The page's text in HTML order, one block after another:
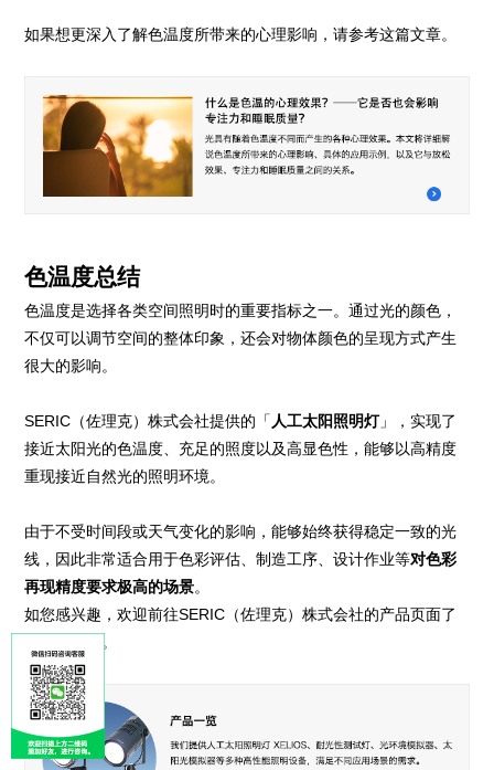
如果想更深入了解色温度所带来的心理影响，请参考这篇文章。
色温度总结
色温度是选择各类空间照明时的重要指标之一。通过光的颜色，
不仅可以调节空间的整体印象，还会对物体颜色的呈现方式产生
很大的影响。
SERIC（佐理克）株式会社提供的「 人工太阳照明灯」，实现了
接近太阳光的色温度、充足的照度以及高显色性，能够以高精度
重现接近自然光的照明环境。
由于不受时间段或天气变化的影响，能够始终获得稳定一致的光
线，因此非常适合用于色彩评估、制造工序、设计作业等对色彩
再现精度要求极高的场景。
如您感兴趣，欢迎前往SERIC（佐理克）株式会社的产品页面了
解更多详情。